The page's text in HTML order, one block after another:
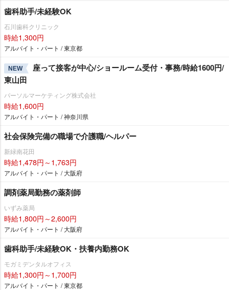
歯科助手/未経験OK
石川歯科クリニック
時給1,300円
アルバイト・パート / 東京都
NEW
座って接客が中心/ショールーム受付・事務/時給1600円/
東山田
パーソルマーケティング株式会社
時給1,600円
アルバイト・パート / 神奈川県
社会保険完備の職場で介護職/ヘルパー
新緑南花田
時給1,478円～1,763円
アルバイト・パート / 大阪府
調剤薬局勤務の薬剤師
いずみ薬局
時給1,800円～2,600円
アルバイト・パート / 大阪府
歯科助手/未経験OK・扶養内勤務OK
モガミデンタルオフィス
時給1,300円～1,700円
アルバイト・パート / 東京都